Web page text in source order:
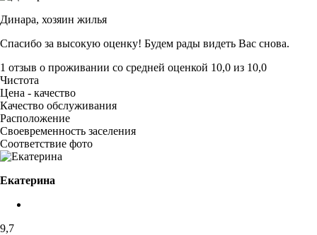
Динара, хозяин жилья
Спасибо за высокую оценку! Будем рады видеть Вас снова.
1 отзыв о проживании со средней оценкой 10,0 из 10,0
Чистота
Цена - качество
Качество обслуживания
Расположение
Своевременность заселения
Соответствие фото
Екатерина
9,7